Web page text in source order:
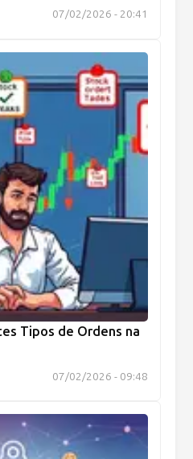
07/02/2026 - 20:41
Tipos de Ordens na
07/02/2026 - 09:48